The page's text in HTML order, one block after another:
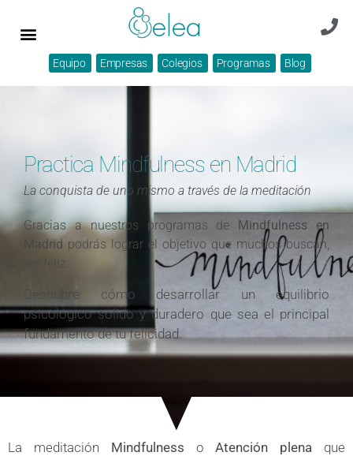
Equipo Empresas Colegios Programas Blog
Practica Mindfulness en Madrid
La conquista de uno mismo a través de la meditación
Gracias a nuestros programas de
Mindfulness en
Madrid podrás lograr el objetivo que muchos buscan,
ser feliz.
Descubre cómo desarrollar un equilibrio
psicológico sólido y duradero que sea el principal
fundamento de tu felicidad.
La meditación Mindfulness oAtención plena que